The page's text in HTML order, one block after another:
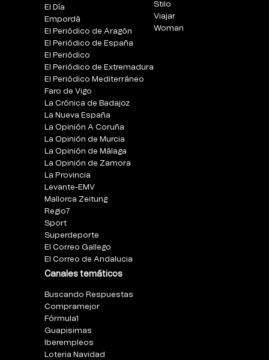
El Día
Empordà
El Periódico de Aragón
El Periódico de España
El Periódico
El Periódico de Extremadura
El Periódico Mediterráneo
Faro de Vigo
La Crónica de Badajoz
La Nueva España
La Opinión A Coruña
La Opinión de Murcia
La Opinión de Málaga
La Opinión de Zamora
La Provincia
Levante-EMV
Mallorca Zeitung
Regio7
Sport
Superdeporte
El Correo Gallego
El Correo de Andalucia
Canales temáticos
Buscando Respuestas
Compramejor
Fórmula1
Guapisimas
Iberempleos
Loteria Navidad
Stilo
Viajar
Woman